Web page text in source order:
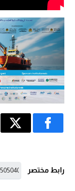
رابط مختصر